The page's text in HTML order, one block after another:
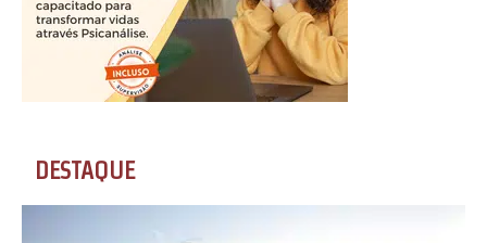
DESTAQUE